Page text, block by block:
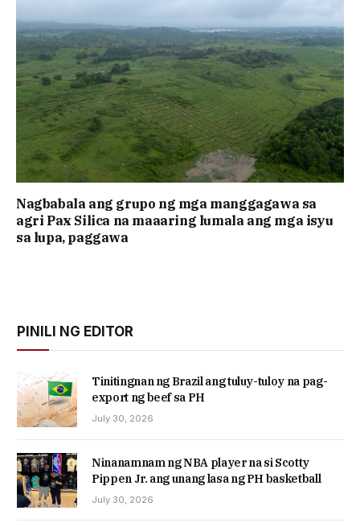
Nagbabala ang grupo ng mga manggagawa sa
agri Pax Silica na maaaring lumala ang mga isyu
sa lupa, paggawa
PINILI NG EDITOR
Tinitingnan ng Brazil ang tuluy-tuloy na pag-
export ng beef sa PH
July 30, 2026
Ninanamnam ng NBA player na si Scotty
Pippen Jr. ang unang lasa ng PH basketball
July 30, 2026